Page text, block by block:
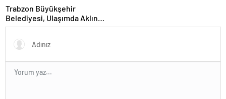
Trabzon Büyükşehir
Belediyesi, Ulaşımda Aklın
Yolu Ödülleri’nde Başarı Elde